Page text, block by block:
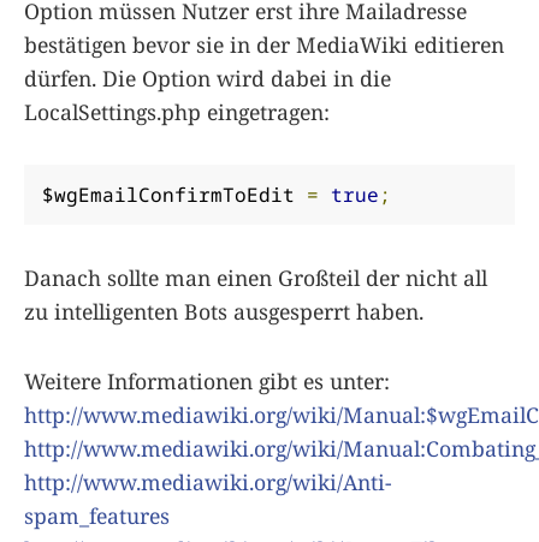
Option müssen Nutzer erst ihre Mailadresse
bestätigen bevor sie in der MediaWiki editieren
dürfen. Die Option wird dabei in die
LocalSettings.php eingetragen:
$wgEmailConfirmToEdit = true ;
Danach sollte man einen Großteil der nicht all
zu intelligenten Bots ausgesperrt haben.
Weitere Informationen gibt es unter:
http://www.mediawiki.org/wiki/
http://www.mediawiki.org/wiki/
http://www.mediawiki.org/wiki/Anti-
spam_features